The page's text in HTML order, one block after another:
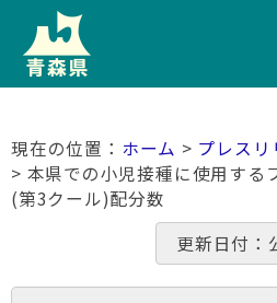
ホーム > プレスリ
> 本県での小児接種に使用する
(第3クール)配分数
更新日付：